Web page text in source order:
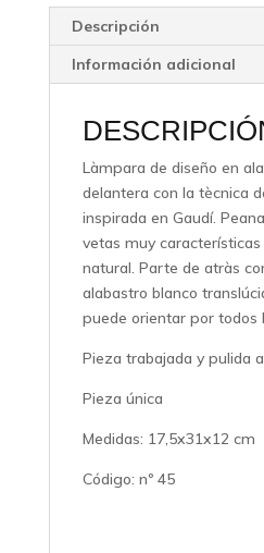
Descripción
Información adicional
Làmpara de diseño en
delantera con la tècnica
inspirada en Gaudí.
vetas muy
natural. Parte de atràs
alabastro blanco
puede orientar por todos
Pieza trabajada y pulida
Pieza única
Medidas: 17,5x31x12 cm
Código: nº 45